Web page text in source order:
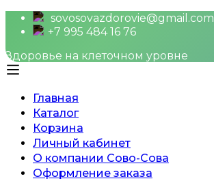
sovosovazdorovie@gmail.com
+7 995 484 16 76
Здоровье на клеточном уровне
Главная
Каталог
Корзина
Личный кабинет
О компании Сово-Сова
Оформление заказа